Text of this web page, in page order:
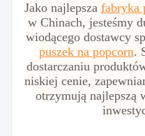
Jako najlepsza fabryka
w Chinach, jesteśmy
wiodącego dostawcy
puszek na popcorn.
dostarczaniu
niskiej cenie,
otrzymują najlepszą